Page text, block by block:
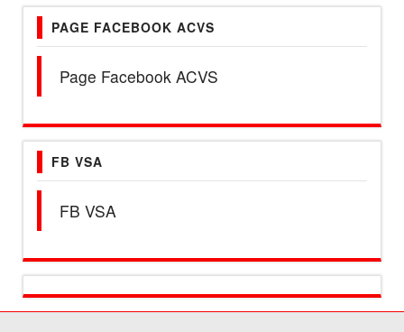
PAGE FACEBOOK ACVS
Page Facebook ACVS
FB VSA
FB VSA